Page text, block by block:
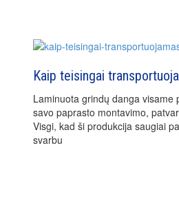
Kaip teisingai
Laminuota grindų danga visame
savo paprasto montavimo,
Visgi, kad ši produkcija saugiai
svarbu